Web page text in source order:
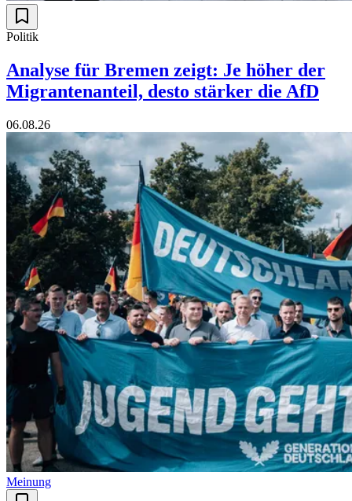
Politik
Analyse für Bremen zeigt: Je höher der
Migrantenanteil, desto stärker die AfD
06.08.26
Meinung